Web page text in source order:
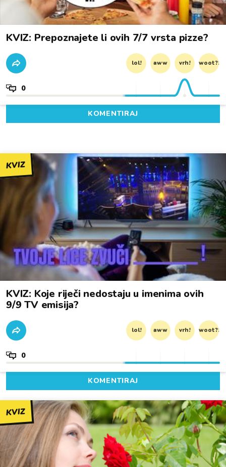
KVIZ: Prepoznajete li ovih 7/7 vrsta pizze?
lol! aww vrh! woot?!
0
KOMENTIRAJ
KVIZ
KVIZ: Koje riječi nedostaju u imenima ovih
9/9 TV emisija?
lol! aww vrh! woot?!
0
KOMENTIRAJ
KVIZ